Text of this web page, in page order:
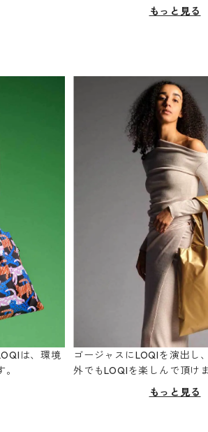
もっと見る
は、環境
ゴージャスにLOQIを演出し
外でもLOQIを楽しんで頂けま
もっと見る